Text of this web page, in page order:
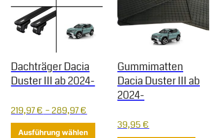
Dachträger Dacia
Duster III ab 2024-
219,97€ –289,97€
Ausführung wählen Dieses Produkt weist mehrere
Gummimatten
Dacia Duster III ab
2024-
39,95€